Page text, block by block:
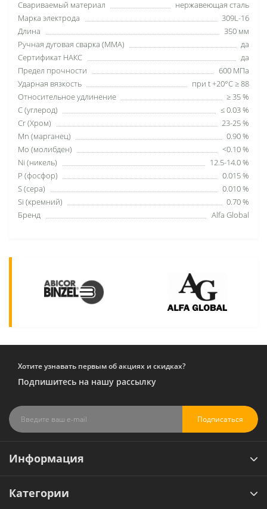
Свариваемый материал
нержавеющая сталь
Марка электрода
309L-16
Длина
350 мм
Ручная дуговая сварка (MMA)
да
Сертификат НАКС
да
Предел прочности
600 МПа
Ударная вязкость
при t +20°С ≥ 88
Относительное удлинение
≥ 35 %
C (углерод)
≤ 0.03 %
Cr (Хром)
23-25 %
Mn (марганец)
0.90 %
Mo (молибден)
<0.10 %
Ni (никель)
12.5-14.0 %
P (фосфор)
0.015 %
S (сера)
0.010 %
Si (кремний)
0.70 %
Бренд
Alfa Global
Хотите узнавать первым об акциях и скидках?
Подпишитесь на нашу рассылку
Подписаться
Информация
Категории